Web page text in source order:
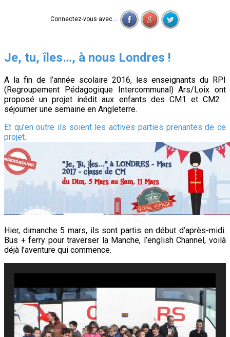
Connectez-vous avec...
Je, tu, îles…, à nous Londres !
A la fin de l’année scolaire 2016, les enseignants du RPI
(Regroupement Pédagogique Intercommunal) Ars/Loix ont
proposé un projet inédit aux enfants des CM1 et CM2 :
séjourner une semaine en Angleterre.
Et qu’en outre ils soient les actives parties prenantes de ce
projet.
Hier, dimanche 5 mars, ils sont partis en début d’après-midi.
Bus + ferry pour traverser la Manche, l’english Channel, voilà
déjà l’aventure qui commence.